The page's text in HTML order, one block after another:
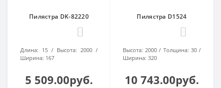
Пилястра DK-82220
Длина: 15 Высота: 2000
Ширина: 167
5 509.00руб.
Пилястра D1524
Высота: 2000 Толщина: 30
Ширина: 320
10 743.00руб.